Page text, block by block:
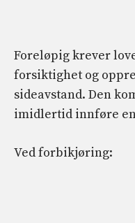
Foreløpig krever
forsiktighet og
sideavstand. Den
imidlertid innføre
Ved forbikjøring: